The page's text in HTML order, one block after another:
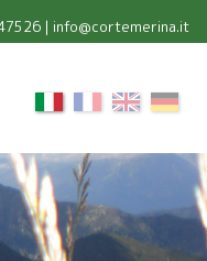
| info@cortemerina.it